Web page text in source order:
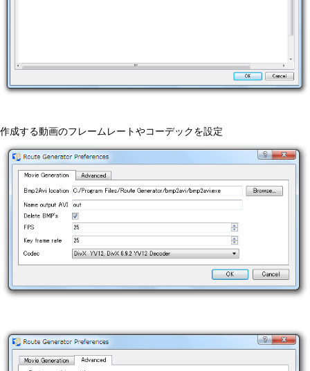
作成する動画のフレームレートやコーデックを設定